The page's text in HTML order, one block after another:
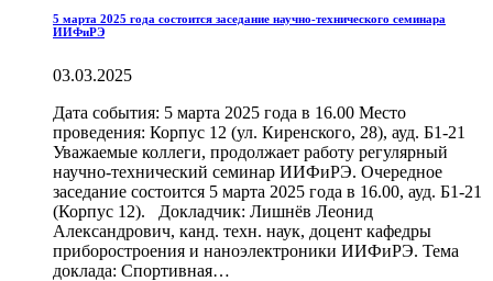
5 марта 2025 года состоится заседание научно-технического семинара
ИИФиРЭ
03.03.2025
Дата события: 5 марта 2025 года в 16.00 Место
проведения: Корпус 12 (ул. Киренского, 28), ауд. Б1-21
Уважаемые коллеги, продолжает работу регулярный
научно-технический семинар ИИФиРЭ. Очередное
заседание состоится 5 марта 2025 года в 16.00, ауд. Б1-21
(Корпус 12). Докладчик: Лишнёв Леонид
Александрович, канд. техн. наук, доцент кафедры
приборостроения и наноэлектроники ИИФиРЭ. Тема
доклада: Спортивная…